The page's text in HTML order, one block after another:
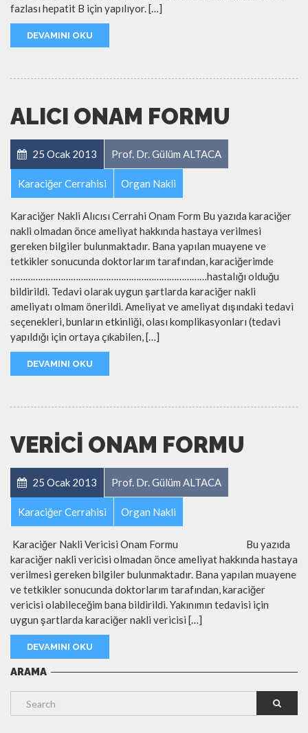
fazlası hepatit B için yapılıyor. […]
DEVAMINI OKU
ALICI ONAM FORMU
25 Ocak 2013 Prof. Dr. Gülüm ALTACA
Karaciğer Cerrahisi Organ Nakli
Karaciğer Nakli Alıcısı Cerrahi Onam Form Bu yazıda karaciğer
nakli olmadan önce ameliyat hakkında hastaya verilmesi
gereken bilgiler bulunmaktadır. Bana yapılan muayene ve
tetkikler sonucunda doktorlarım tarafından, karaciğerimde
……………………………………………………………………hastalığı olduğu
bildirildi. Tedavi olarak uygun şartlarda karaciğer nakli
ameliyatı olmam önerildi. Ameliyat ve ameliyat dışındaki tedavi
seçenekleri, bunların etkinliği, olası komplikasyonları (tedavi
yapıldığı için ortaya çıkabilen, […]
DEVAMINI OKU
VERICI ONAM FORMU
25 Ocak 2013 Prof. Dr. Gülüm ALTACA
Karaciğer Cerrahisi Organ Nakli
Karaciğer Nakli Vericisi Onam Formu Bu yazıda
karaciğer nakli vericisi olmadan önce ameliyat hakkında hastaya
verilmesi gereken bilgiler bulunmaktadır. Bana yapılan muayene
ve tetkikler sonucunda doktorlarım tarafından, karaciğer
vericisi olabileceğim bana bildirildi. Yakınımın tedavisi için
uygun şartlarda karaciğer nakli vericisi […]
DEVAMINI OKU
ARAMA